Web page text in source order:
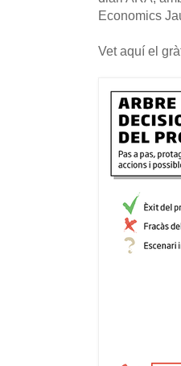
Economics
Vet aquí el